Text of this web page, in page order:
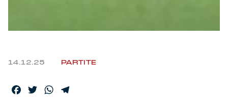
14.12.25 PARTITE
Facebook
TwitterWhatsApp